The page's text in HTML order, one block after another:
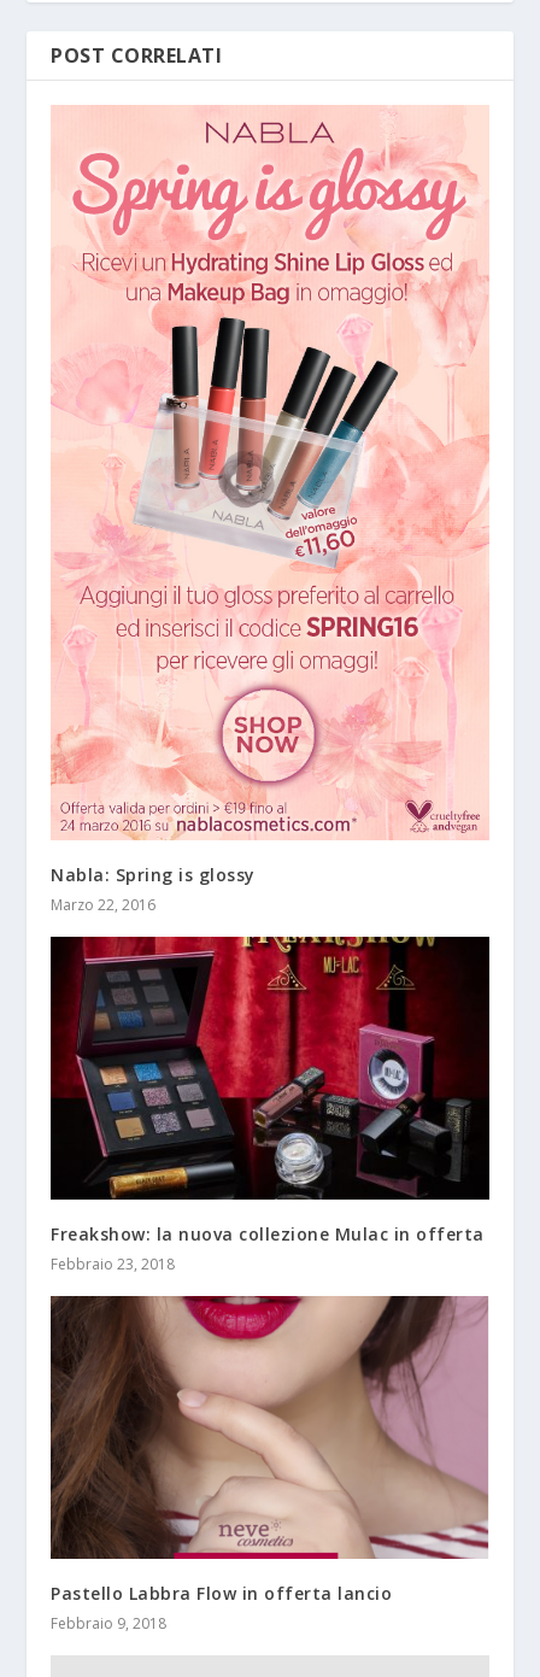
POST CORRELATI
Nabla: Spring is glossy
Marzo 22, 2016
Freakshow: la nuova collezione Mulac in offerta
Febbraio 23, 2018
Pastello Labbra Flow in offerta lancio
Febbraio 9, 2018